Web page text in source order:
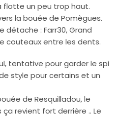
flotte un peu trop haut.
la bouée de Pomègues.
: Farr30, Grand
couteaux entre les dents.
tentative pour garder le spi
style pour certains et un
de Resquilladou, le
revient fort derrière .. Le